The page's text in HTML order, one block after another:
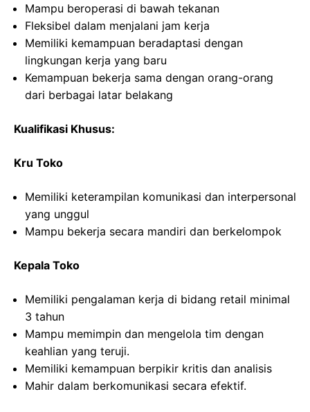
Mampu beroperasi di bawah tekanan
Fleksibel dalam menjalani jam kerja
Memiliki kemampuan beradaptasi dengan
lingkungan kerja yang baru
Kemampuan bekerja sama dengan orang-orang
dari berbagai latar belakang
Kualifikasi Khusus:
Kru Toko
Memiliki keterampilan komunikasi dan interpersonal
yang unggul
Mampu bekerja secara mandiri dan berkelompok
Kepala Toko
Memiliki pengalaman kerja di bidang retail minimal
3 tahun
Mampu memimpin dan mengelola tim dengan
keahlian yang teruji.
Memiliki kemampuan berpikir kritis dan analisis
Mahir dalam berkomunikasi secara efektif.